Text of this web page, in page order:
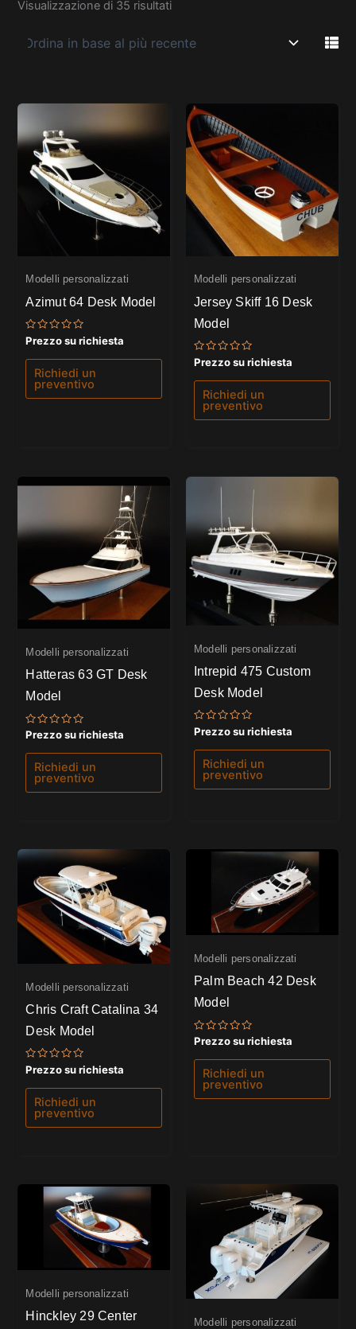
Visualizzazione di 35 risultati
Modelli personalizzati
Azimut 64 Desk Model
Valutato
0
su
Prezzo su richiesta
Richiedi un
preventivo
Modelli personalizzati
Jersey Skiff 16 Desk
Model
Valutato
0
su
Prezzo su richiesta
Richiedi un
preventivo
Modelli personalizzati
Hatteras 63 GT Desk
Model
Valutato
su
Prezzo su richiesta
Richiedi un
preventivo
Modelli personalizzati
Intrepid 475 Custom
Desk Model
Valutato
0
su
Prezzo su richiesta
Richiedi un
preventivo
Modelli personalizzati
Chris Craft Catalina 34
Desk Model
Valutato
su
Prezzo su richiesta
Richiedi un
preventivo
Modelli personalizzati
Palm Beach 42 Desk
Model
Valutato
su
Prezzo su richiesta
Richiedi un
preventivo
Modelli personalizzati
Hinckley 29 Center
Modelli personalizzati